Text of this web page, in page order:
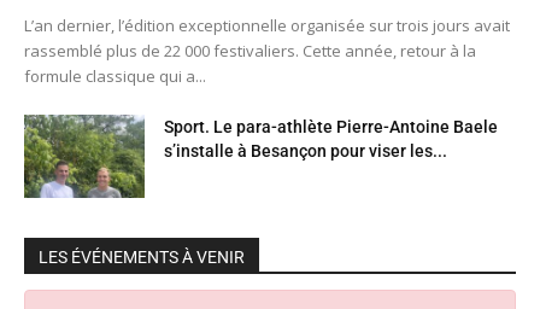
L’an dernier, l’édition exceptionnelle organisée sur trois jours avait
rassemblé plus de 22 000 festivaliers. Cette année, retour à la
formule classique qui a...
Sport. Le para-athlète Pierre-Antoine Baele
s’installe à Besançon pour viser les...
LES ÉVÉNEMENTS À VENIR